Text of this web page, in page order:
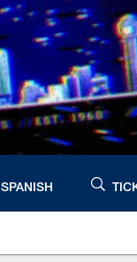
SPANISH